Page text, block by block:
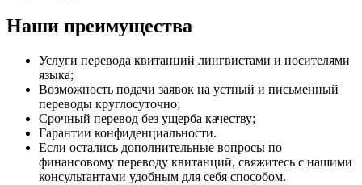
Наши преимущества
Услуги перевода квитанций лингвистами и носителями
языка;
Возможность подачи заявок на устный и письменный
переводы круглосуточно;
Срочный перевод без ущерба качеству;
Гарантии конфиденциальности.
Если остались дополнительные вопросы по
финансовому переводу квитанций, свяжитесь с нашими
консультантами удобным для себя способом.